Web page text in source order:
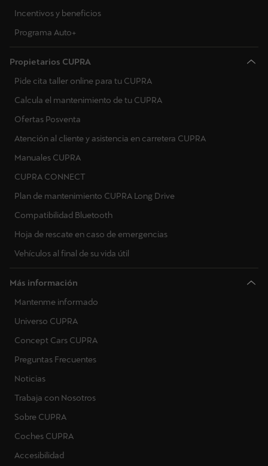
Incentivos y beneficios
Programa Auto+
Propietarios CUPRA
Pide cita taller online para tu CUPRA
Calcula el mantenimiento de tu CUPRA
Ofertas Posventa
Atención al cliente y asistencia en carretera CUPRA
Manuales CUPRA
CUPRA CONNECT
Plan de mantenimiento CUPRA Long Drive
Compatibilidad Bluetooth
Hoja de rescate en caso de emergencias
Vehículos al final de su vida útil
Más información
Mantenme informado
Universo CUPRA
Concept Cars CUPRA
Preguntas Frecuentes
Noticias
Trabaja con Nosotros
Sobre CUPRA
Coches CUPRA
Accesibilidad